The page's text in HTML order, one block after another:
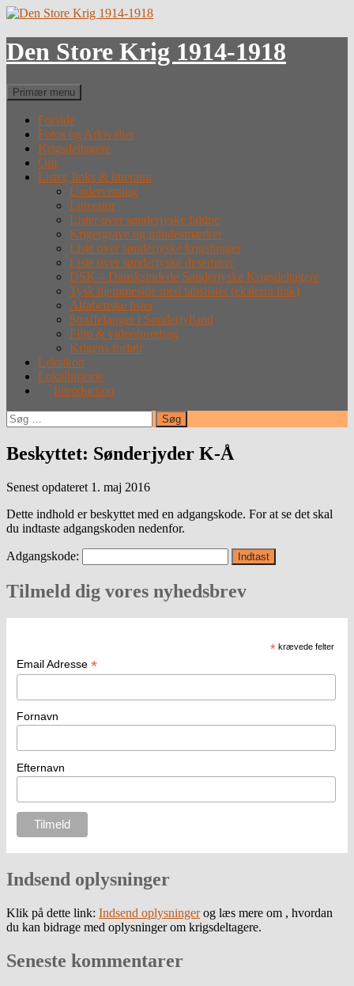
Hop
indhold
Den Store Krig 1914-1918
Søg
Primær menu
Forside
Fotos og Arkivalier
Krigsdeltagere
Om
Lister, links & litteratur
Undervisning
Litteratur
Lister over sønderjyske faldne
Krigergrave og mindesmærker
Liste over sønderjyske krigsfanger
Liste over sønderjyske desertører
DSK – Dansksindede Sønderjyske Krigsdeltagere
Tysk hjemmeside med tabslister (eksternt link)
Alfabetiske lister
Straffefanger i Sønderjylland
Film & videoforedrag
Krigens forløb
Leksikon
Lokalhistorie
Introduction
Søg
efter:
Beskyttet: Sønderjyder K-Å
Senest opdateret 1. maj 2016
Dette indhold er beskyttet med en adgangskode. For at se det skal
du indtaste adgangskoden nedenfor.
Adgangskode:
Tilmeld dig vores nyhedsbrev
* krævede felter
Email Adresse *
Fornavn
Efternavn
Indsend oplysninger
Klik på dette link: Indsend oplysningerog læs mere om , hvordan
du kan bidrage med oplysninger om krigsdeltagere.
Seneste kommentarer